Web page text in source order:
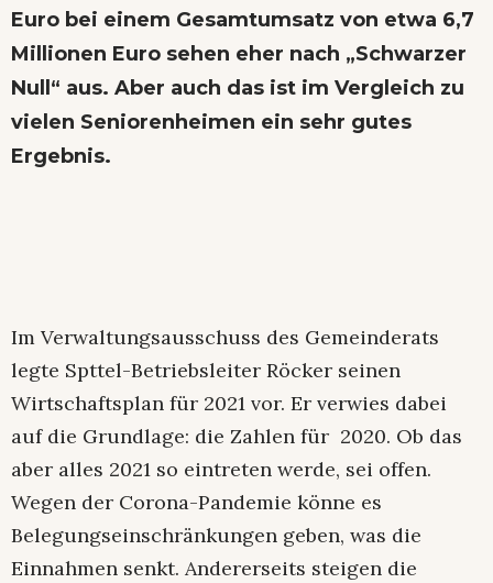
Euro bei einem Gesamtumsatz von etwa 6,7
Millionen Euro sehen eher nach „Schwarzer
Null“ aus. Aber auch das ist im Vergleich zu
vielen Seniorenheimen ein sehr gutes
Ergebnis.
Im Verwaltungsausschuss des Gemeinderats
legte Spttel-Betriebsleiter Röcker seinen
Wirtschaftsplan für 2021 vor. Er verwies dabei
auf die Grundlage: die Zahlen für 2020. Ob das
aber alles 2021 so eintreten werde, sei offen.
Wegen der Corona-Pandemie könne es
Belegungseinschränkungen geben, was die
Einnahmen senkt. Andererseits steigen die